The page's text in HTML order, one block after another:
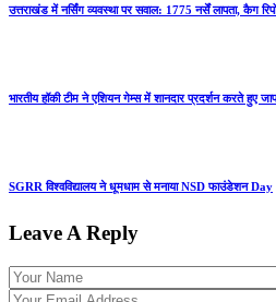
उत्तराखंड में नर्सिंग व्यवस्था पर सवाल: 1775 नर्सें लापता, कैग
भारतीय हॉकी टीम ने एशियन गेम्स में शानदार प्रदर्शन करते हुए
SGRR विश्वविद्यालय ने धूमधाम से मनाया NSD फाउंडेशन Day
Leave A Reply